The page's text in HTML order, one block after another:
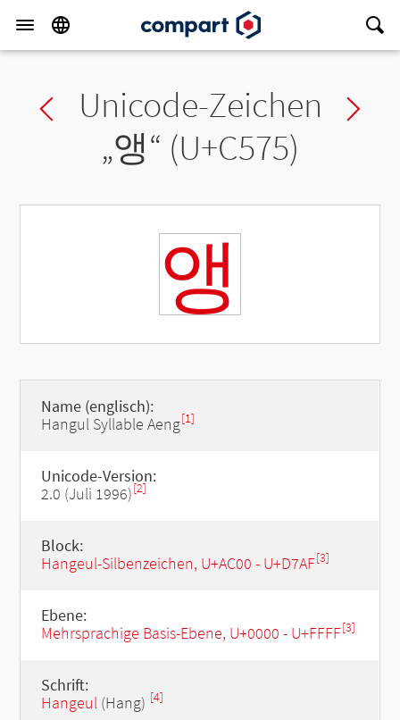
Previous char
Unicode-Zeichen
„앵“ (U+C575)
앵
Name (englisch):
Hangul Syllable Aeng[1]
Unicode-Version:
2.0 (Juli 1996)[2]
Block:
Hangeul-Silbenzeichen, U+AC00 - U+D7AF[3]
Ebene:
Mehrsprachige Basis-Ebene, U+0000 - U+FFFF[3]
Schrift:
Hangeul(Hang) [4]